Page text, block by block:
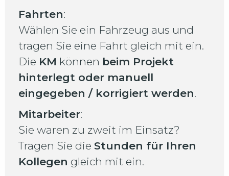
Fahrten:
Wählen Sie ein Fahrzeug aus und
tragen Sie eine Fahrt gleich mit ein.
Die KM können beim Projekt
hinterlegt oder manuell
eingegeben / korrigiert werden.
Mitarbeiter:
Sie waren zu zweit im Einsatz?
Tragen Sie die Stunden für Ihren
Kollegen gleich mit ein.